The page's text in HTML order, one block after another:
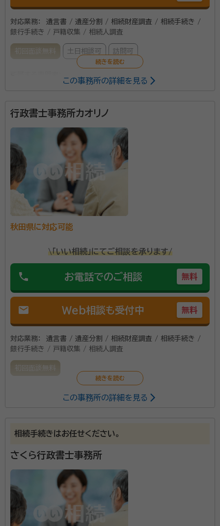
対応業務：
遺言書 / 遺産分割 / 相続財産調査 / 相続手続き /
銀行手続き / 戸籍収集 / 相続人調査
初回面談無料 土日相談可 訪問可
イメージもありますが、当事務所では常にご依頼者様に
寄り添い、丁寧に問題解決に当たります。宮崎県だけで
なく、鹿児島県をはじめとした近県からのご依頼も多
く、法人・個人をを問わずこれまで多くの利用実績を挙
げてきました。営業時間は午前8時から午後10時で、年
中無休で対応しているので、まずはお気軽にご相談くだ
さい。
資格等：
所属団体： 宮崎県行政書士会
この事務所の詳細を見る
行政書士事務所カオリノ
秋田県に対応可能
\「いい相続」にてご相談を承ります/
phone お電話でのご相談 無料
mail Web相談も受付中 無料
対応業務：
遺言書 / 遺産分割 / 相続財産調査 / 相続手続き /
銀行手続き / 戸籍収集 / 相続人調査
初回面談無料
この事務所の詳細を見る
相続手続きはお任せください。
さくら行政書士事務所